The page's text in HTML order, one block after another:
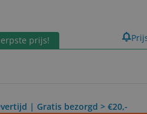
gevonden.
prijs!
| Gratis bezorgd > €20,-